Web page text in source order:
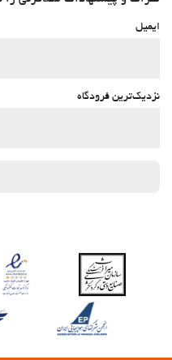
ایمیل
نزدیک‌ترین فرودگاه